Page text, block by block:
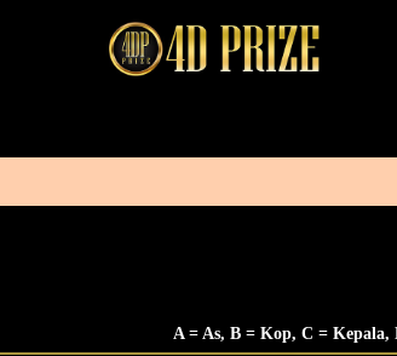
A = As, B = Kop, C = Kepala,